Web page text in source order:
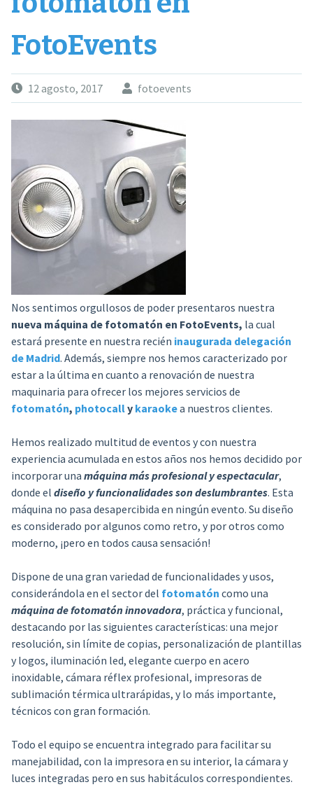
FotoEvents
12 agosto, 2017 fotoevents
Nos sentimos orgullosos de poder presentaros nuestra
nueva máquina de fotomatón en FotoEvents, la cual
estará presente en nuestra recién inaugurada delegación
de Madrid. Además, siempre nos hemos caracterizado por
estar a la última en cuanto a renovación de nuestra
maquinaria para ofrecer los mejores servicios de
fotomatón, photocally karaokea nuestros clientes.
Hemos realizado multitud de eventos y con nuestra
experiencia acumulada en estos años nos hemos decidido por
incorporar una máquina más profesional y espectacular,
donde el diseño y funcionalidades son deslumbrantes. Esta
máquina no pasa desapercibida en ningún evento. Su diseño
es considerado por algunos como retro, y por otros como
moderno, ¡pero en todos causa sensación!
Dispone de una gran variedad de funcionalidades y usos,
considerándola en el sector del fotomatón como una
máquina de fotomatón innovadora, práctica y funcional,
destacando por las siguientes características: una mejor
resolución, sin límite de copias, personalización de plantillas
y logos, iluminación led, elegante cuerpo en acero
inoxidable, cámara réflex profesional, impresoras de
sublimación térmica ultrarápidas, y lo más importante,
técnicos con gran formación.
Todo el equipo se encuentra integrado para facilitar su
manejabilidad, con la impresora en su interior, la cámara y
luces integradas pero en sus habitáculos correspondientes.